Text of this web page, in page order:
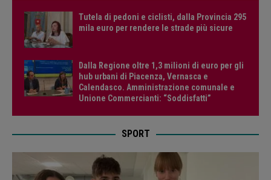
Tutela di pedoni e ciclisti, dalla Provincia 295
mila euro per rendere le strade più sicure
Dalla Regione oltre 1,3 milioni di euro per gli
hub urbani di Piacenza, Vernasca e
Calendasco. Amministrazione comunale e
Unione Commercianti: “Soddisfatti”
SPORT